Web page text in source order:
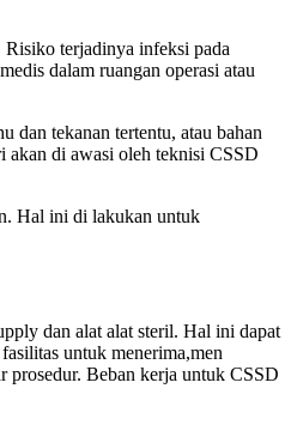
Risiko terjadinya infeksi pada
dalam ruangan operasi atau
dan tekanan tertentu, atau bahan
akan di awasi oleh teknisi CSSD
Hal ini di lakukan untuk
dan alat alat steril. Hal ini dapat
untuk menerima,men
prosedur. Beban kerja untuk CSSD